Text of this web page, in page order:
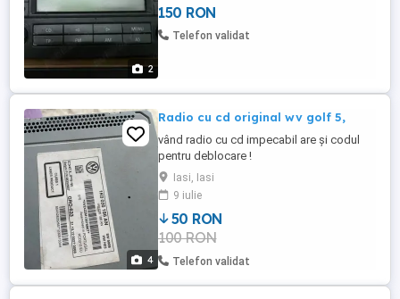
2
150 RON
Telefon validat
4
Radio cu cd original wv golf 5,
vând radio cu cd impecabil are și codul
pentru deblocare !
Iasi, Iasi
9 iulie
50 RON
100 RON
Telefon validat